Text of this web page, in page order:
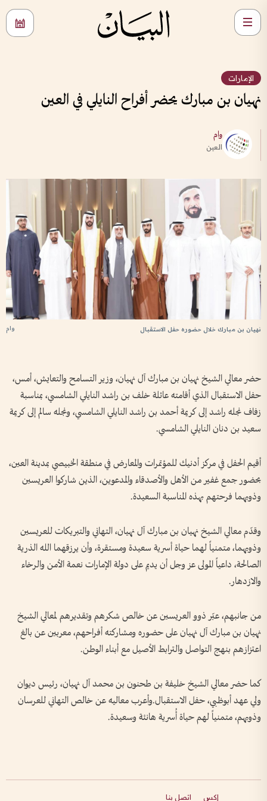
الإمارات
نهيان بن مبارك يحضر أفراح النايلي في العين
وام
العين
وام نهيان بن مبارك خلال حضوره حفل الاستقبال
حضر معالي الشيخ نهيان بن مبارك آل نهيان، وزير التسامح والتعايش، أمس،
حفل الاستقبال الذي أقامته عائلة خلف بن راشد النايلي الشامسي، بمناسبة
زفاف نجله راشد إلى كريمة أحمد بن راشد النايلي الشامسي، ونجله سالم إلى كريمة
سعيد بن دنان النايلي الشامسي.
أقيم الحفل في مركز أدنيك للمؤتمرات والمعارض في منطقة الخبيصي بمدينة العين،
بحضور جمع غفير من الأهل والأصدقاء والمدعوين، الذين شاركوا العريسين
وذويهما فرحتهم بهذه المناسبة السعيدة.
وقدّم معالي الشيخ نهيان بن مبارك آل نهيان، التهاني والتبريكات للعريسين
وذويهما، متمنياً لهما حياة أسرية سعيدة ومستقرة، وأن يرزقهما الله الذرية
الصالحة، داعياً المولى عز وجل أن يديم على دولة الإمارات نعمة الأمن والرخاء
والازدهار.
من جانبهم، عبّر ذوو العريسين عن خالص شكرهم وتقديرهم لمعالي الشيخ
نهيان بن مبارك آل نهيان على حضوره ومشاركته أفراحهم، معربين عن بالغ
اعتزازهم بنهج التواصل والترابط الأصيل مع أبناء الوطن.
كما حضر معالي الشيخ خليفة بن طحنون بن محمد آل نهيان، رئيس ديوان
ولي عهد أبوظبي، حفل الاستقبال.وأعرب معاليه عن خالص التهاني للعرسان
وذويهم، متمنياً لهم حياة أُسرية هانئة وسعيدة.
إكس اتصل بنا